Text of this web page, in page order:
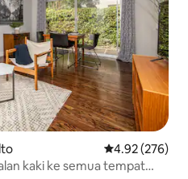
Penarafan
4.92 (276)
kaki ke semua tempat